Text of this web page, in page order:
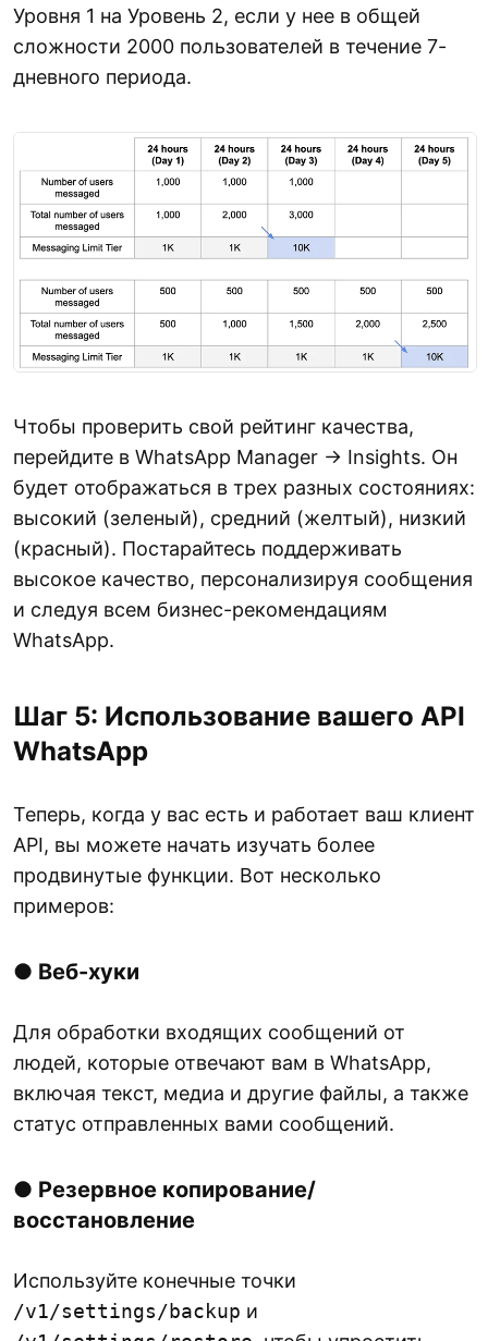
Уровня 1 на Уровень 2, если у нее в общей
сложности 2000 пользователей в течение 7-
дневного периода.
Чтобы проверить свой рейтинг качества,
перейдите в WhatsApp Manager → Insights. Он
будет отображаться в трех разных состояниях:
высокий (зеленый), средний (желтый), низкий
(красный). Постарайтесь поддерживать
высокое качество, персонализируя сообщения
и следуя всем бизнес-рекомендациям
WhatsApp.
Шаг 5: Использование вашего API
WhatsApp
Теперь, когда у вас есть и работает ваш клиент
API, вы можете начать изучать более
продвинутые функции. Вот несколько
примеров:
● Веб-хуки
Для обработки входящих сообщений от
людей, которые отвечают вам в WhatsApp,
включая текст, медиа и другие файлы, а также
статус отправленных вами сообщений.
● Резервное копирование/
восстановление
Используйте конечные точки
/v1/settings/backup и